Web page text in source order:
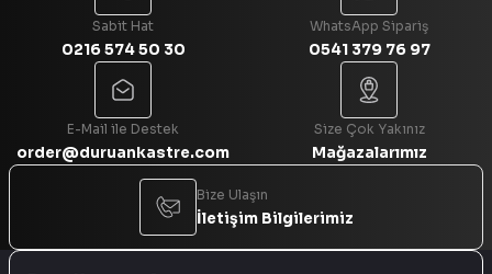
Sabit Hat
0216 574 50 30
WhatsApp Sipariş
0541 379 76 97
E-Mail ile Destek
order@duruankastre.com
Size Çok Yakınız
Mağazalarımız
Bize Ulaşın
İletişim Bilgilerimiz